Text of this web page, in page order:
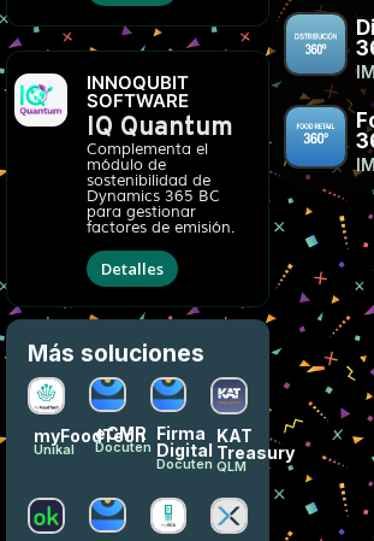
INNOQUBIT
SOFTWARE
IQ Quantum
Complementa el
módulo de
sostenibilidad de
Dynamics 365 BC
para gestionar
factores de emisión.
Detalles
Más soluciones
myFoodTech
Unikal
eCMR
Docuten
Firma
Digital
Docuten
KAT
Treasury
QLM